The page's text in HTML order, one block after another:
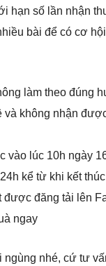
hạn số lần nhận
bài để có cơ
làm theo đúng
và không nhận
vào lúc 10h ngày
kể từ khi kết
đăng tải lên
ngay
ngùng nhé, cứ tư